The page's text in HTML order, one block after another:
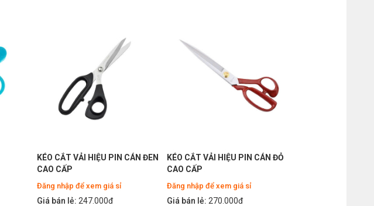
KÉO CẮT VẢI HIỆU PIN CÁN ĐEN
CAO CẤP
Đăng nhập để xem giá sỉ
Giá bán lẻ: 247.000đ
KÉO CẮT VẢI HIỆU PIN CÁN ĐỎ
CAO CẤP
Đăng nhập để xem giá sỉ
Giá bán lẻ: 270.000đ